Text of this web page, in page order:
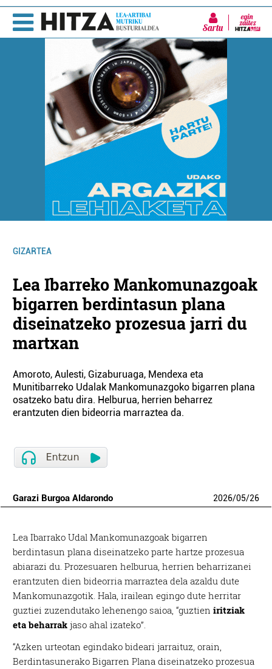
Sartu
GIZARTEA
Lea Ibarreko Mankomunazgoak
bigarren berdintasun plana
diseinatzeko prozesua jarri du
martxan
Amoroto, Aulesti, Gizaburuaga, Mendexa eta
Munitibarreko Udalak Mankomunazgoko bigarren plana
osatzeko batu dira. Helburua, herrien beharrez
erantzuten dien bideorria marraztea da.
Garazi Burgoa Aldarondo 2026/05/26
Lea Ibarrako Udal Mankomunazgoak bigarren
berdintasun plana diseinatzeko parte hartze prozesua
abiarazi du. Prozesuaren helburua, herrien beharrizanei
erantzuten dien bideorria marraztea dela azaldu dute
Mankomunazgotik. Hala, irailean egingo dute herritar
guztiei zuzendutako lehenengo saioa, “guztieniritziak
eta beharrak jaso ahal izateko”.
“Azken urteotan egindako bideari jarraituz, orain,
Berdintasunerako Bigarren Plana diseinatzeko prozesua